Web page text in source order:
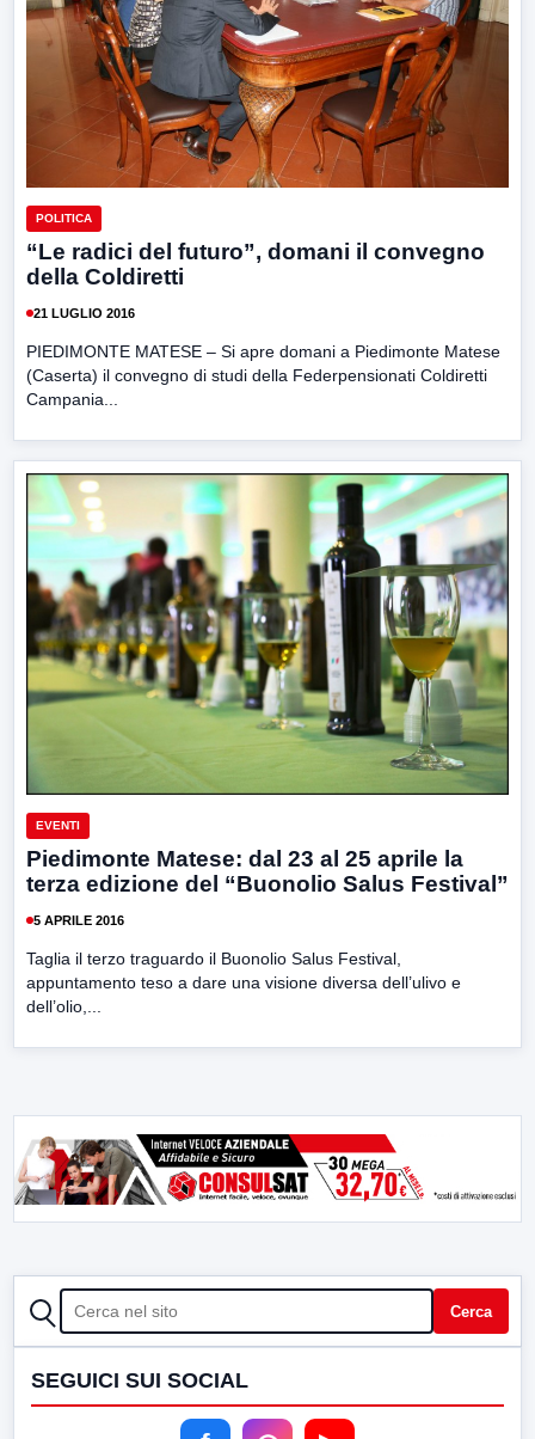
POLITICA
“Le radici del futuro”, domani il convegno
della Coldiretti
21 LUGLIO 2016
PIEDIMONTE MATESE – Si apre domani a Piedimonte Matese
(Caserta) il convegno di studi della Federpensionati Coldiretti
Campania...
EVENTI
Piedimonte Matese: dal 23 al 25 aprile la
terza edizione del “Buonolio Salus Festival”
5 APRILE 2016
Taglia il terzo traguardo il Buonolio Salus Festival,
appuntamento teso a dare una visione diversa dell’ulivo e
dell’olio,...
CERCA Cerca
SEGUICI SUI SOCIAL